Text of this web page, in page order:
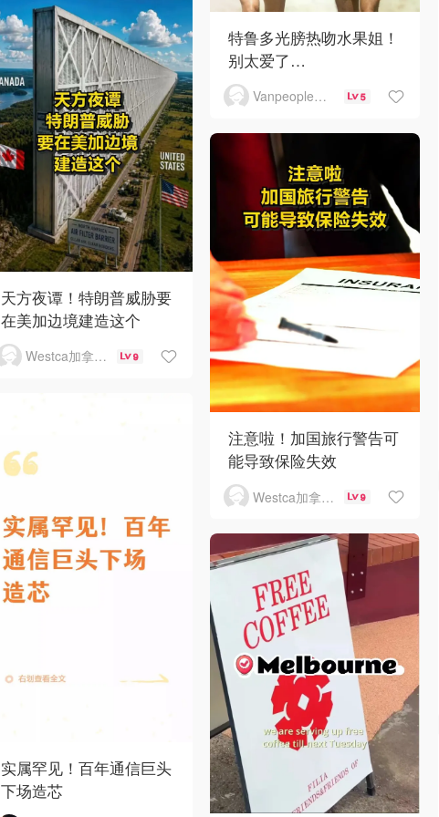
特鲁多光膀热吻水果姐！
别太爱了…
Vanpeople人在温哥华 5
天方夜谭！特朗普威胁要
在美加边境建造这个
Westca加拿大生活 9
注意啦！加国旅行警告可
能导致保险失效
Westca加拿大生活 9
实属罕见！百年通信巨头
下场造芯